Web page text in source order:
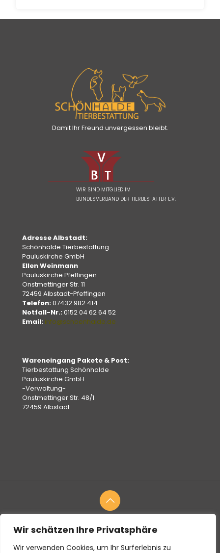
Wir schätzen Ihre Privatsphäre
Wir verwenden Cookies, um Ihr Surferlebnis zu
Damit Ihr Freund unvergessen bleibt.
WIR SIND MITGLIED IM
BUNDESVERBAND DER TIERBESTATTER E.V.
Adresse Albstadt:
Schönhalde Tierbestattung
Pauluskirche GmbH
Ellen Weinmann
Pauluskirche Pfeffingen
Onstmettinger Str. 11
72459 Albstadt-Pfeffingen
Telefon: 07432 982 414
Notfall-Nr.: 0152 04 62 64 52
Email: info@schoenhalde.de
Wareneingang Pakete & Post:
Tierbestattung Schönhalde
Pauluskirche GmbH
-Verwaltung-
Onstmettinger Str. 48/1
72459 Albstadt
© 2026TierbestattungSchönhalde Tierbestattung
Fotos:Bildquellen|Blog| Webdesign:Bektech Digital